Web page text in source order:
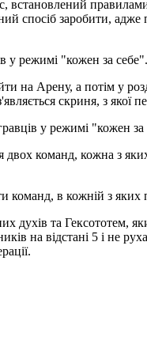
встановлений
спосіб заробити,
у режимі "кожен за себе".
на Арену, а потім у
скриня, з якої
у режимі "кожен за
команд, кожна з
команд, в кожній з яких
духів та Гексототем,
на відстані 5 і не